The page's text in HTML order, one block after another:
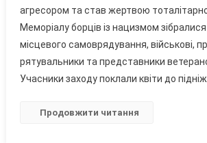
Загиблих
У
Другій
агресором та став жертвою
Меморіалу борців із нацизмом
місцевого самоврядування, військові,
рятувальники та представники
Учасники заходу поклали квіти до
Продовжити читання